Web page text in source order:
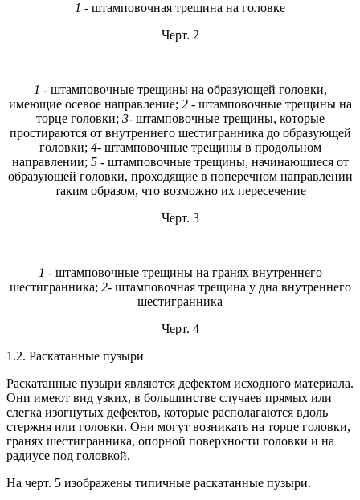
1 - штамповочная трещина на головке
Черт. 2
1 - штамповочные трещины на образующей головки,
имеющие осевое направление; 2- штамповочные трещины на
торце головки; 3- штамповочные трещины, которые
простираются от внутреннего шестигранника до образующей
головки; 4- штамповочные трещины в продольном
направлении; 5- штамповочные трещины, начинающиеся от
образующей головки, проходящие в поперечном направлении
таким образом, что возможно их пересечение
Черт. 3
1 - штамповочные трещины на гранях внутреннего
шестигранника; 2- штамповочная трещина у дна внутреннего
шестигранника
Черт. 4
1.2. Раскатанные пузыри
Раскатанные пузыри являются дефектом исходного материала.
Они имеют вид узких, в большинстве случаев прямых или
слегка изогнутых дефектов, которые располагаются вдоль
стержня или головки. Они могут возникать на торце головки,
гранях шестигранника, опорной поверхности головки и на
радиусе под головкой.
На черт. 5 изображены типичные раскатанные пузыри.